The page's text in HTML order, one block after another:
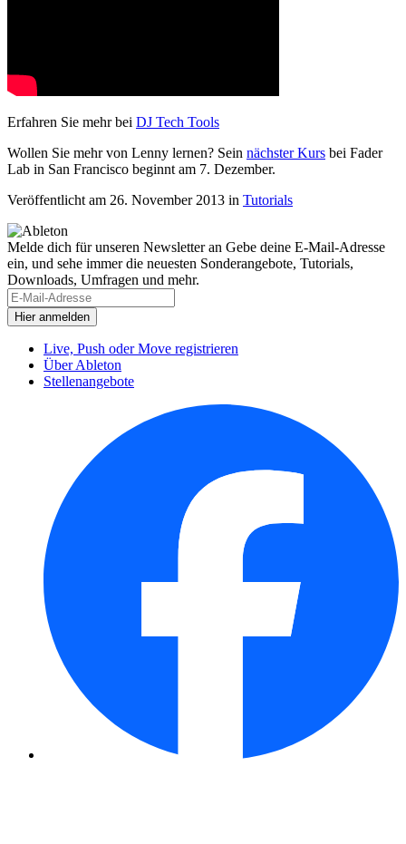
Erfahren Sie mehr bei DJ Tech Tools
Wollen Sie mehr von Lenny lernen? Sein nächster Kurs bei Fader
Lab in San Francisco beginnt am 7. Dezember.
Veröffentlicht am 26. November 2013 in Tutorials
Melde dich für unseren Newsletter an Gebe deine E-Mail-Adresse
ein, und sehe immer die neuesten Sonderangebote, Tutorials,
Downloads, Umfragen und mehr.
Live, Push oder Move registrieren
Über Ableton
Stellenangebote